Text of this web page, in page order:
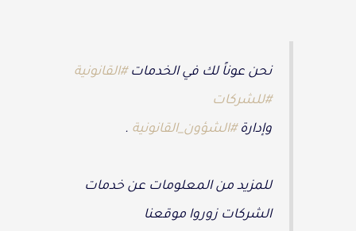
نحن عوناً لك في الخدمات#القانونية
#للشركات
وإدارة#الشؤون_القانونية .
للمزيد من المعلومات عن خدمات
الشركات زوروا موقعنا